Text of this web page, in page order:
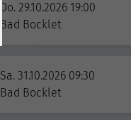
Do. 29.10.2026 19:00
Bad Bocklet
Sa. 31.10.2026 09:30
Bad Bocklet